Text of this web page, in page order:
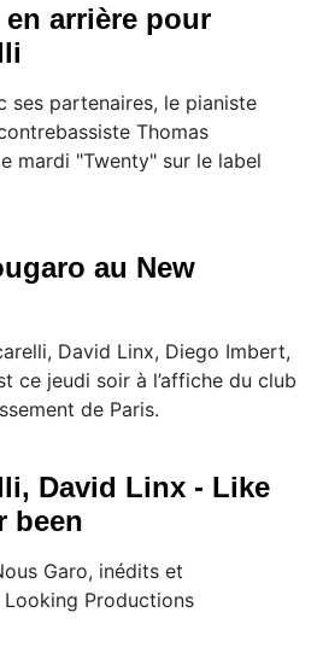
en arrière pour
ses partenaires, le pianiste
Thomas
mardi "Twenty" sur le label
au New
David Linx, Diego Imbert,
ce jeudi soir à l’affiche du club
de Paris.
David Linx - Like
been
Garo, inédits et
Productions